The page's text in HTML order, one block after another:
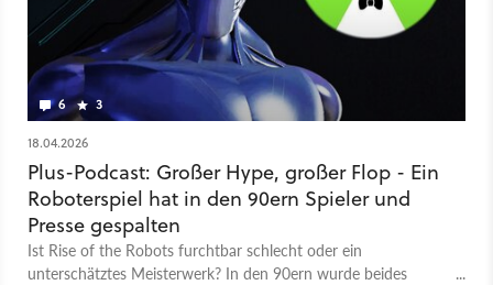
6 3
18.04.2026
Plus-Podcast: Großer Hype, großer Flop - Ein
Roboterspiel hat in den 90ern Spieler und
Presse gespalten
Ist Rise of the Robots furchtbar schlecht oder ein
unterschätztes Meisterwerk? In den 90ern wurde beides